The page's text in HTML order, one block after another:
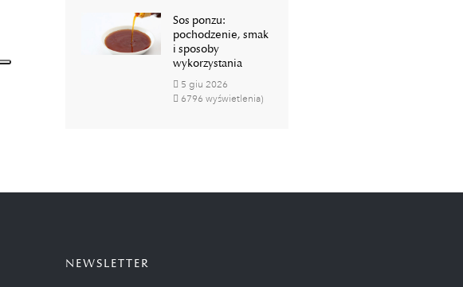
Sos ponzu:
pochodzenie, smak
i sposoby
wykorzystania
5 giu 2026
6796 wyświetlenia)
NEWSLETTER